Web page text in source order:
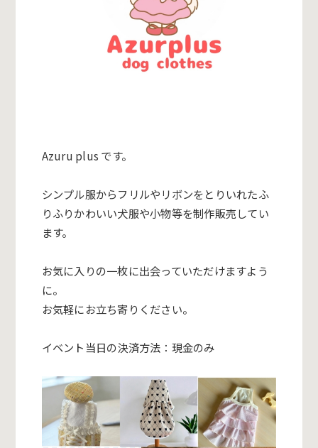
Azuru plus です。
シンプル服からフリルやリボンをとりいれたふ
りふりかわいい犬服や小物等を制作販売してい
ます。
お気に入りの一枚に出会っていただけますよう
に。
お気軽にお立ち寄りください。
イベント当日の決済方法：現金のみ